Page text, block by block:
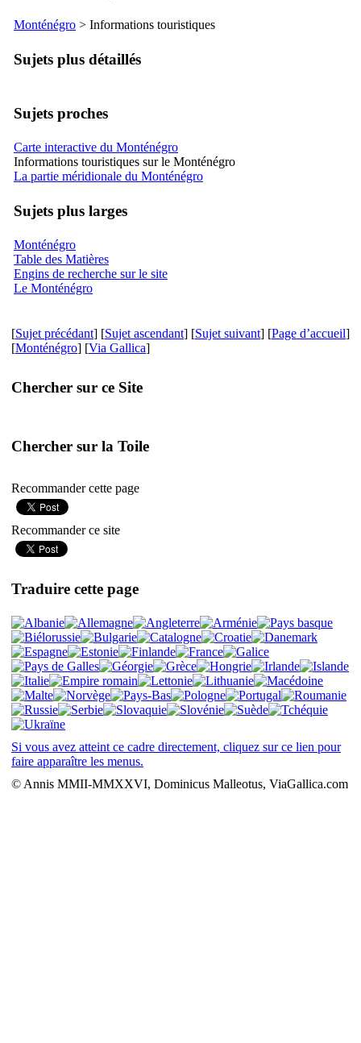
Monténégro > Informations touristiques
Sujets plus détaillés
Sujets proches
Carte interactive du Monténégro
Informations touristiques sur le Monténégro
La partie méridionale du Monténégro
Sujets plus larges
Monténégro
Table des Matières
Engins de recherche sur le site
Le Monténégro
[Sujet précédant] [Sujet ascendant] [Sujet suivant] [Page d’accueil]
[Monténégro] [Via Gallica]
Chercher sur ce Site
Chercher sur la Toile
Recommander cette page
Recommander ce site
Traduire cette page
Si vous avez atteint ce cadre directement, cliquez sur ce lien pour
faire apparaître les menus.
© Annis MMII-MMXXVI, Dominicus Malleotus, ViaGallica.com